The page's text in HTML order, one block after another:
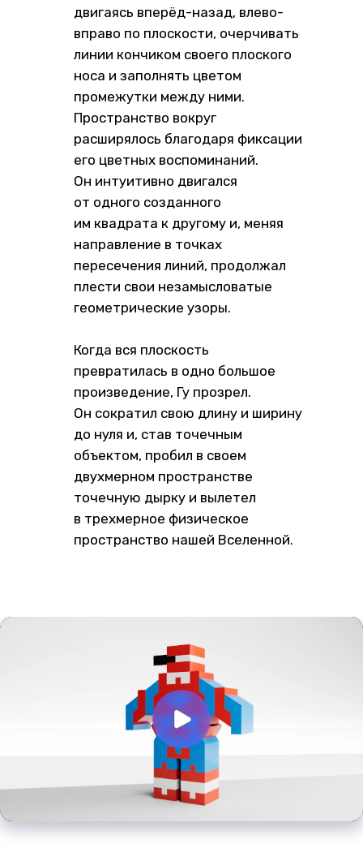
двигаясь вперёд-назад, влево-
вправо по плоскости, очерчивать
линии кончиком своего плоского
носа и заполнять цветом
промежутки между ними.
Пространство вокруг
расширялось благодаря фиксации
его цветных воспоминаний.
Он интуитивно двигался
от одного созданного
им квадрата к другому и, меняя
направление в точках
пересечения линий, продолжал
плести свои незамысловатые
геометрические узоры.
Когда вся плоскость
превратилась в одно большое
произведение, Гу прозрел.
Он сократил свою длину и ширину
до нуля и, став точечным
объектом, пробил в своем
двухмерном пространстве
точечную дырку и вылетел
в трехмерное физическое
пространство нашей Вселенной.